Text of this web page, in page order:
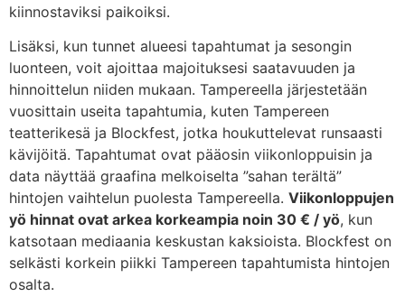
kiinnostaviksi paikoiksi.
Lisäksi, kun tunnet alueesi tapahtumat ja sesongin
luonteen, voit ajoittaa majoituksesi saatavuuden ja
hinnoittelun niiden mukaan. Tampereella järjestetään
vuosittain useita tapahtumia, kuten Tampereen
teatterikesä ja Blockfest, jotka houkuttelevat runsaasti
kävijöitä. Tapahtumat ovat pääosin viikonloppuisin ja
data näyttää graafina melkoiselta ”sahan terältä”
hintojen vaihtelun puolesta Tampereella. Viikonloppujen
yö hinnat ovat arkea korkeampia noin 30 € / yö, kun
katsotaan mediaania keskustan kaksioista. Blockfest on
selkästi korkein piikki Tampereen tapahtumista hintojen
osalta.